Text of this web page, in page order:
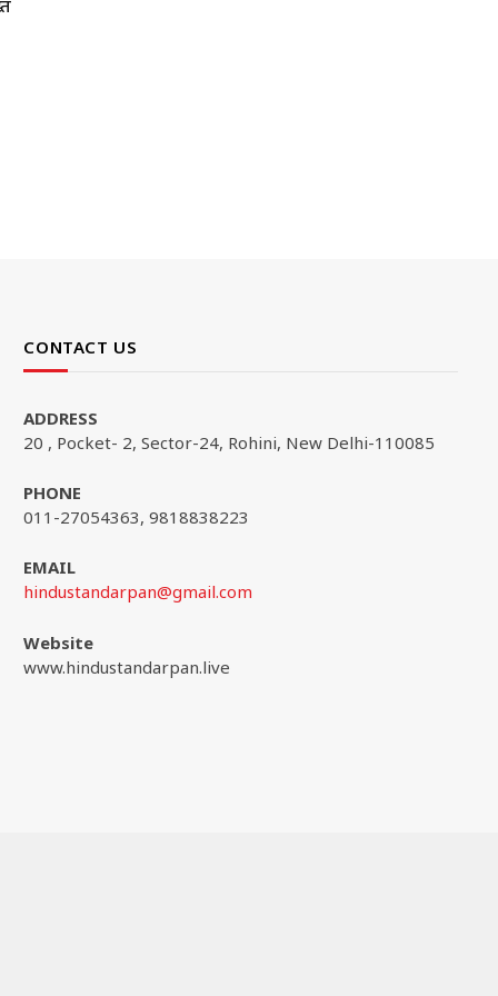
CONTACT US
ADDRESS
20 , Pocket- 2, Sector-24, Rohini, New Delhi-110085
PHONE
011-27054363, 9818838223
EMAIL
hindustandarpan@gmail.com
Website
www.hindustandarpan.live